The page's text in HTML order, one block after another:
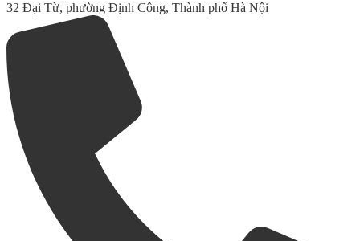
32 Đại Từ, phường Định Công, Thành phố Hà Nội